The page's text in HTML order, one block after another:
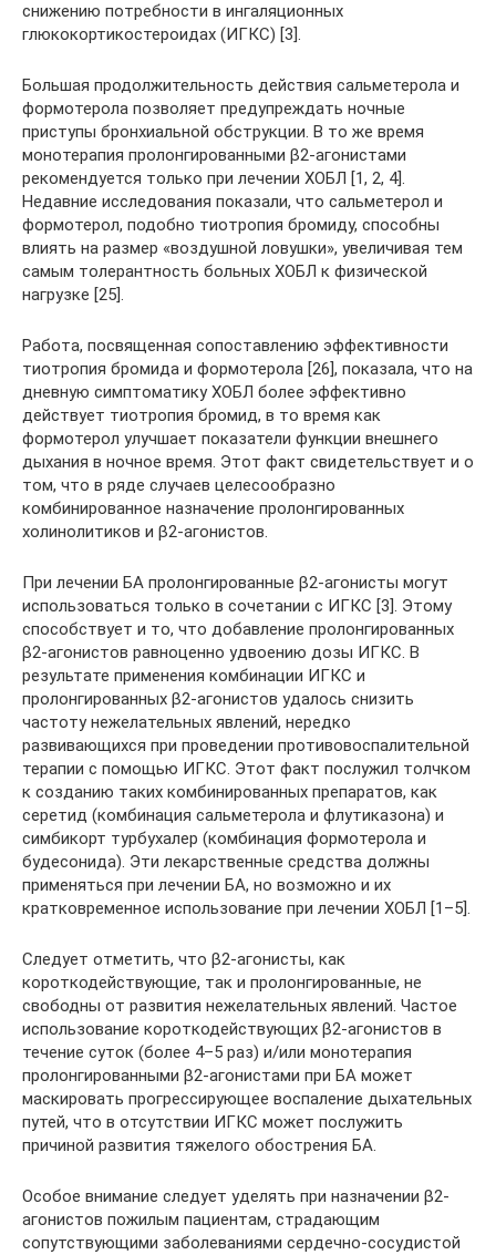
снижению потребности в ингаляционных
глюкокортикостероидах (ИГКС) [3].
Большая продолжительность действия сальметерола и
формотерола позволяет предупреждать ночные
приступы бронхиальной обструкции. В то же время
монотерапия пролонгированными β2-агонистами
рекомендуется только при лечении ХОБЛ [1, 2, 4].
Недавние исследования показали, что сальметерол и
формотерол, подобно тиотропия бромиду, способны
влиять на размер «воздушной ловушки», увеличивая тем
самым толерантность больных ХОБЛ к физической
нагрузке [25].
Работа, посвященная сопоставлению эффективности
тиотропия бромида и формотерола [26], показала, что на
дневную симптоматику ХОБЛ более эффективно
действует тиотропия бромид, в то время как
формотерол улучшает показатели функции внешнего
дыхания в ночное время. Этот факт свидетельствует и о
том, что в ряде случаев целесообразно
комбинированное назначение пролонгированных
холинолитиков и β2-агонистов.
При лечении БА пролонгированные β2-агонисты могут
использоваться только в сочетании с ИГКС [3]. Этому
способствует и то, что добавление пролонгированных
β2-агонистов равноценно удвоению дозы ИГКС. В
результате применения комбинации ИГКС и
пролонгированных β2-агонистов удалось снизить
частоту нежелательных явлений, нередко
развивающихся при проведении противовоспалительной
терапии с помощью ИГКС. Этот факт послужил толчком
к созданию таких комбинированных препаратов, как
серетид (комбинация сальметерола и флутиказона) и
симбикорт турбухалер (комбинация формотерола и
будесонида). Эти лекарственные средства должны
применяться при лечении БА, но возможно и их
кратковременное использование при лечении ХОБЛ [1–5].
Следует отметить, что β2-агонисты, как
короткодействующие, так и пролонгированные, не
свободны от развития нежелательных явлений. Частое
использование короткодействующих β2-агонистов в
течение суток (более 4–5 раз) и/или монотерапия
пролонгированными β2-агонистами при БА может
маскировать прогрессирующее воспаление дыхательных
путей, что в отсутствии ИГКС может послужить
причиной развития тяжелого обострения БА.
Особое внимание следует уделять при назначении β2-
агонистов пожилым пациентам, страдающим
сопутствующими заболеваниями сердечно-сосудистой